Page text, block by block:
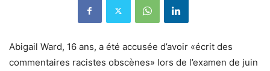
Abigail Ward, 16 ans, a été accusée d’avoir «écrit des
commentaires racistes obscènes» lors de l’examen de juin